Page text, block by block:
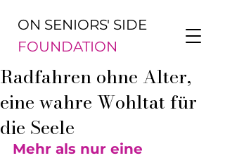
ON SENIORS' SIDE
FOUNDATION
Radfahren ohne Alter,
eine wahre Wohltat für
die Seele
Mehr als nur eine